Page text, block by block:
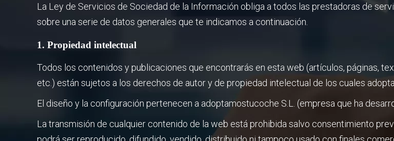
La Ley de Servicios de Sociedad de la Información obliga a todos las prestadoras de
sobre una serie de datos generales que te indicamos a continuación.
1. Propiedad intelectual
Todos los contenidos y publicaciones que encontrarás en esta web (artículos, páginas,
etc.) están sujetos a los derechos de autor y de propiedad intelectual de los cuales
El diseño y la configuración pertenecen a adoptamostucoche S.L. (empresa que ha
La transmisión de cualquier contenido de la web está prohibida salvo consentimiento